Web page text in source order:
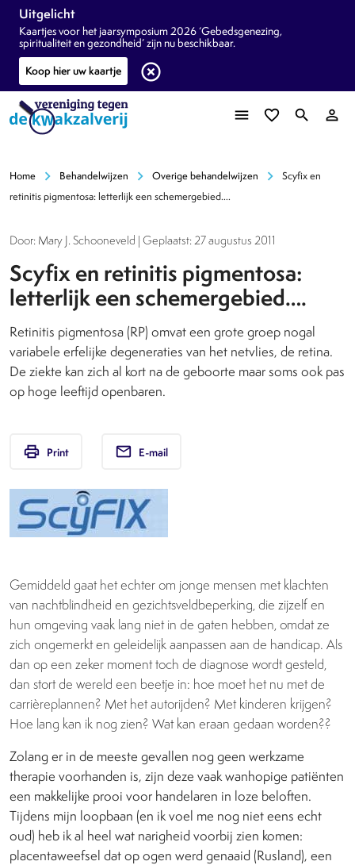
Uitgelicht
Kaartjes voor het jaarsymposium 2026 ‘Gebedsgenezing,
spiritualiteit en gezondheid’ zijn nu beschikbaar.
Koop hier uw kaartje
highlight_off
menu favorite_border search person_outline
Home chevron_right Behandelwijzen chevron_right Overige behandelwijzen chevron_right
Scyfix en
retinitis pigmentosa: letterlijk een schemergebied….
Door: Mary J. Schooneveld | Geplaatst: 27 augustus 2011
Scyfix en retinitis pigmentosa:
letterlijk een schemergebied….
Retinitis pigmentosa (RP) omvat een grote groep nogal
variabele erfelijke degeneraties van het netvlies, de retina.
De ziekte kan zich al kort na de geboorte maar soms ook pas
op hoge leeftijd openbaren.
print Print email E-mail
Gemiddeld gaat het echter om jonge mensen met klachten
van nachtblindheid en gezichtsveldbeperking, die zijzelf en
hun omgeving vaak lang niet in de gaten hebben, omdat ze
zich ongemerkt en geleidelijk aanpassen aan de handicap. Als
dan op een zeker moment toch de diagnose wordt gesteld,
dan stort de wereld een beetje in: hoe moet het nu met de
carrièreplannen? Met het autorijden? Met kinderen krijgen?
Hoe lang kan ik nog zien? Wat kan eraan gedaan worden??
Zolang er in de meeste gevallen nog geen werkzame
therapie voorhanden is, zijn deze vaak wanhopige patiënten
een makkelijke prooi voor handelaren in loze beloften.
Tijdens mijn loopbaan (en ik voel me nog niet eens echt
oud) heb ik al heel wat narigheid voorbij zien komen:
placentaweefsel dat op ogen werd genaaid (Rusland), een